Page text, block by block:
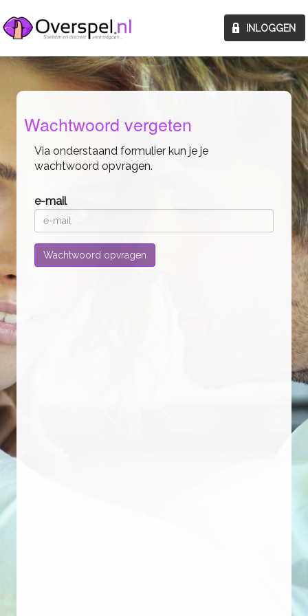
Wachtwoord vergeten
Via onderstaand formulier kun je je
wachtwoord opvragen.
e-mail
Wachtwoord opvragen